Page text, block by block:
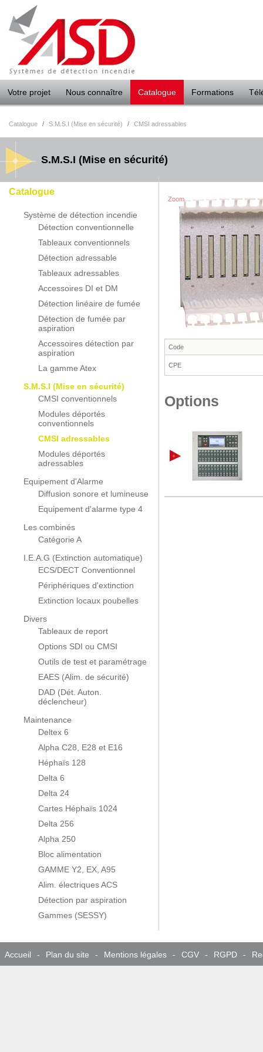
Votre projet Nous connaître Catalogue Formations
Catalogue
Système de détection incendie
Détection conventionnelle
Tableaux conventionnels
Détection adressable
Tableaux adressables
Accessoires DI et DM
Détection linéaire de fumée
Détection de fumée par
aspiration
Accessoires détection par
aspiration
La gamme Atex
S.M.S.I (Mise en sécurité)
CMSI conventionnels
Modules déportés
conventionnels
CMSI adressables
Modules déportés
adressables
Equipement d'Alarme
Diffusion sonore et lumineuse
Equipement d'alarme type 4
Les combinés
Catégorie A
I.E.A.G (Extinction automatique)
ECS/DECT Conventionnel
Périphériques d'extinction
Extinction locaux poubelles
Divers
Tableaux de report
Options SDI ou CMSI
Outils de test et paramétrage
EAES (Alim. de sécurité)
DAD (Dét. Auton.
déclencheur)
Maintenance
Deltex 6
Alpha C28, E28 et E16
Héphaïs 128
Delta 6
Delta 24
Cartes Héphaïs 1024
Delta 256
Alpha 250
Bloc alimentation
GAMME Y2, EX, A95
Alim. électriques ACS
Détection par aspiration
Gammes (SESSY)
Catalogue / S.M.S.I (Mise en sécurité) / CMSI adressables
S.M.S.I (Mise en sécurité)
Zoom
Code
CPE
Options
Accueil - Plan du site - Mentions légales - CGV - RGPD -
Panneau de gestion des cookies